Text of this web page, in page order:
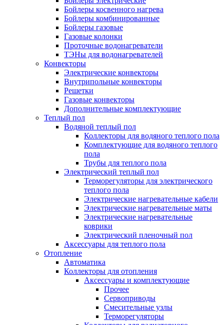
Бойлеры косвенного нагрева
Бойлеры комбинированные
Бойлеры газовые
Газовые колонки
Проточные водонагреватели
ТЭНы для водонагревателей
Конвекторы
Электрические конвекторы
Внутрипольные конвекторы
Решетки
Газовые конвекторы
Дополнительные комплектующие
Теплый пол
Водяной теплый пол
Коллекторы для водяного теплого пола
Комплектующие для водяного теплого
пола
Трубы для теплого пола
Электрический теплый пол
Терморегуляторы для электрического
теплого пола
Электрические нагревательные кабели
Электрические нагревательные маты
Электрические нагревательные
коврики
Электрический пленочный пол
Аксессуары для теплого пола
Отопление
Автоматика
Коллекторы для отопления
Аксессуары и комплектующие
Прочее
Сервоприводы
Смесительные узлы
Терморегуляторы